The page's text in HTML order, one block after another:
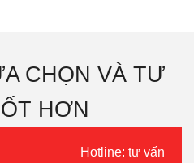
CHỌN VÀ TƯ
HƠN
Hotline: tư vấn